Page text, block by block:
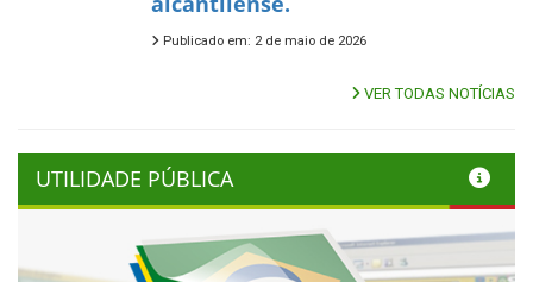
Publicado em: 2 de maio de 2026
VER TODAS NOTÍCIAS
UTILIDADE PÚBLICA